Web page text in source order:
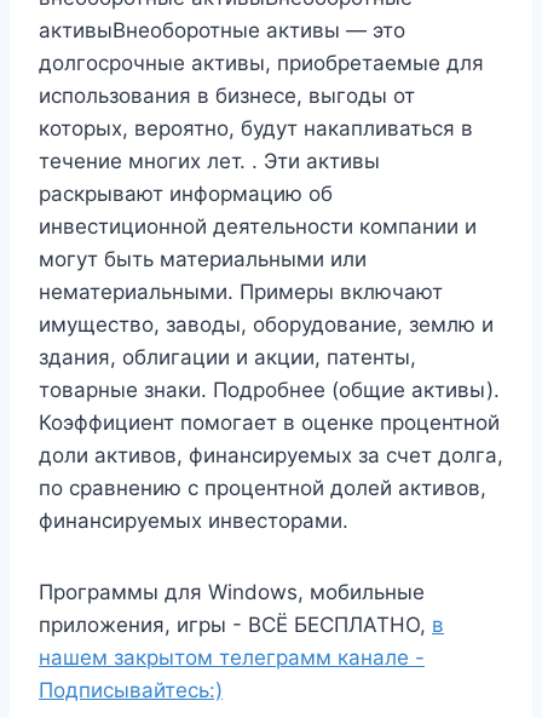
активыВнеоборотные активы — это
долгосрочные активы, приобретаемые для
использования в бизнесе, выгоды от
которых, вероятно, будут накапливаться в
течение многих лет. . Эти активы
раскрывают информацию об
инвестиционной деятельности компании и
могут быть материальными или
нематериальными. Примеры включают
имущество, заводы, оборудование, землю и
здания, облигации и акции, патенты,
товарные знаки. Подробнее (общие активы).
Коэффициент помогает в оценке процентной
доли активов, финансируемых за счет долга,
по сравнению с процентной долей активов,
финансируемых инвесторами.
Программы для Windows, мобильные
приложения, игры - ВСЁ БЕСПЛАТНО, в
нашем закрытом телеграмм канале -
Подписывайтесь:)